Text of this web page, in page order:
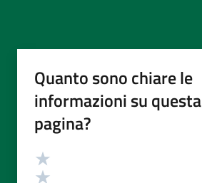
Quanto sono chiare le
informazioni su questa
pagina?
Valutazione